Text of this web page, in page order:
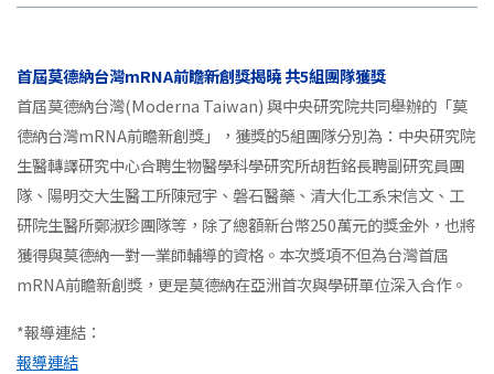
首屆莫德納台灣mRNA前瞻新創獎揭曉共5組團隊獲獎
首屆莫德納台灣(Moderna Taiwan)與中央研究院共同舉辦的「莫
德納台灣mRNA前瞻新創獎」，獲獎的5組團隊分別為：中央研究院
生醫轉譯研究中心合聘生物醫學科學研究所胡哲銘長聘副研究員團
隊、陽明交大生醫工所陳冠宇、磐石醫藥、清大化工系宋信文、工
研院生醫所鄭淑珍團隊等，除了總額新台幣250萬元的獎金外，也將
獲得與莫德納一對一業師輔導的資格。本次獎項不但為台灣首屆
mRNA前瞻新創獎，更是莫德納在亞洲首次與學研單位深入合作。
*報導連結：
報導連結